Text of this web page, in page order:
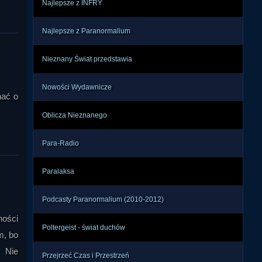
i
W
jest
o
bo
Nie
Najlepsze z INFRY
Najlepsze z Paranormalium
Nieznany Świat przedstawia
Nowości Wydawnicze
Oblicza Nieznanego
Para-Radio
Paralaksa
Podcasty Paranormalium (2010-2012)
Poltergeist - świat duchów
Przejrzeć Czas i Przestrzeń